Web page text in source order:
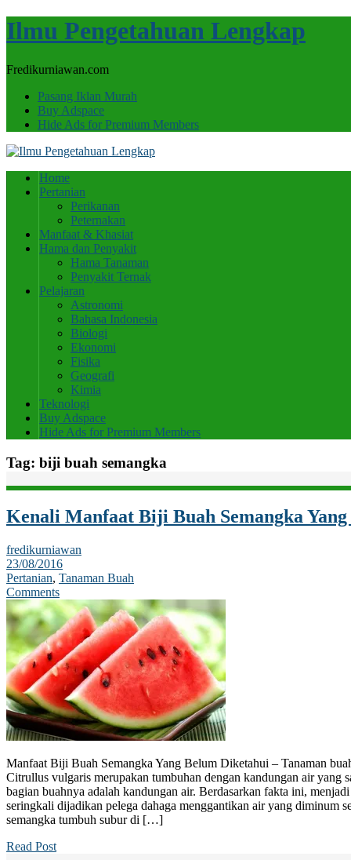
Ilmu Pengetahuan Lengkap
Fredikurniawan.com
Pasang Iklan Murah
Buy Adspace
Hide Ads for Premium Members
Home
Pertanian
Perikanan
Peternakan
Manfaat & Khasiat
Hama dan Penyakit
Hama Tanaman
Penyakit Ternak
Pelajaran
Astronomi
Bahasa Indonesia
Biologi
Ekonomi
Fisika
Geografi
Kimia
Teknologi
Buy Adspace
Hide Ads for Premium Members
Tag: biji buah semangka
Kenali Manfaat Biji Buah Semangka
fredikurniawan
23/08/2016
Pertanian, Tanaman Buah
Comments
Manfaat Biji Buah Semangka Yang Belum Diketahui – Tanaman
Citrullus vulgaris merupakan tumbuhan dengan kandungan air yang
bagian buahnya adalah kandungan air. Berdasarkan fakta ini,
seringkali dijadikan pelega dahaga menggantikan air yang diminum
semangka tumbuh subur di […]
Read Post